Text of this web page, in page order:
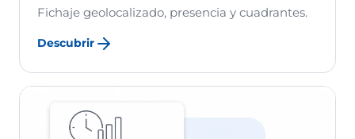
Fichaje geolocalizado, presencia y cuadrantes.
Descubrir